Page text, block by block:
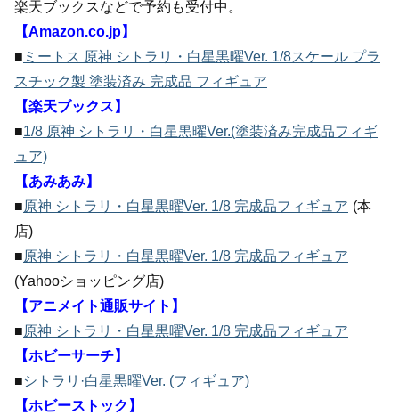
楽天ブックスなどで予約も受付中。
【Amazon.co.jp】
■ ミートス 原神 シトラリ・白星黒曜Ver. 1/8スケール プラ
スチック製 塗装済み 完成品 フィギュア
【楽天ブックス】
■1/8 原神 シトラリ・白星黒曜Ver.(塗装済み完成品フィギ
ュア)
【あみあみ】
■原神 シトラリ・白星黒曜Ver. 1/8 完成品フィギュア (本
店)
■原神 シトラリ・白星黒曜Ver. 1/8 完成品フィギュア
(Yahooショッピング店)
【アニメイト通販サイト】
■原神 シトラリ・白星黒曜Ver. 1/8 完成品フィギュア
【ホビーサーチ】
■シトラリ·白星黒曜Ver. (フィギュア)
【ホビーストック】